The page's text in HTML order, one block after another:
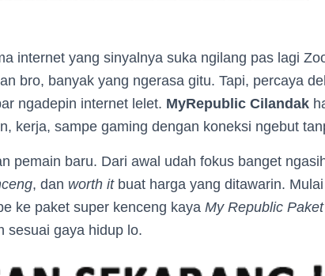
internet yang sinyalnya suka ngilang pas lagi
bro, banyak yang ngerasa gitu. Tapi, percaya
ngadepin internet lelet. MyRepublic Cilandak
kerja, sampe gaming dengan koneksi ngebut
pemain baru. Dari awal udah fokus banget
, dan worth itbuat harga yang ditawarin.
ke paket super kenceng kaya My Republic
sesuai gaya hidup lo.